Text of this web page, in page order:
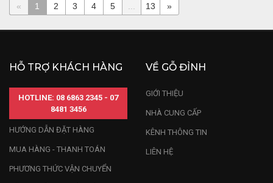
« 1 2 3 4 5 13 »
HỖ TRỢ KHÁCH HÀNG
HOTLINE: 08 6863 2345 - 07
8481 3456
HƯỚNG DẪN ĐẶT HÀNG
MUA HÀNG - THANH TOÁN
PHƯƠNG THỨC VẬN CHUYỂN
VỀ GỖ ĐỈNH
GIỚI THIỆU
NHÀ CUNG CẤP
KÊNH THÔNG TIN
LIÊN HỆ